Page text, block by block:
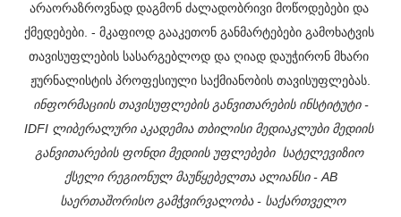
არაორაზროვნად დაგმონ ძალადობრივი მოწოდებები და
ქმედებები. - მკაფიოდ გააკეთონ განმარტებები გამოხატვის
თავისუფლების სასარგებლოდ და ღიად დაუჭირონ მხარი
ჟურნალისტის პროფესიული საქმიანობის თავისუფლებას.
ინფორმაციის თავისუფლების განვითარების ინსტიტუტი -
IDFI ლიბერალური აკადემია თბილისი მედიაკლუბი მედიის
განვითარების ფონდი მედიის უფლებები სატელევიზიო
ქსელი რეგიონულ მაუწყებელთა ალიანსი - AB
საერთაშორისო გამჭვირვალობა - საქართველო